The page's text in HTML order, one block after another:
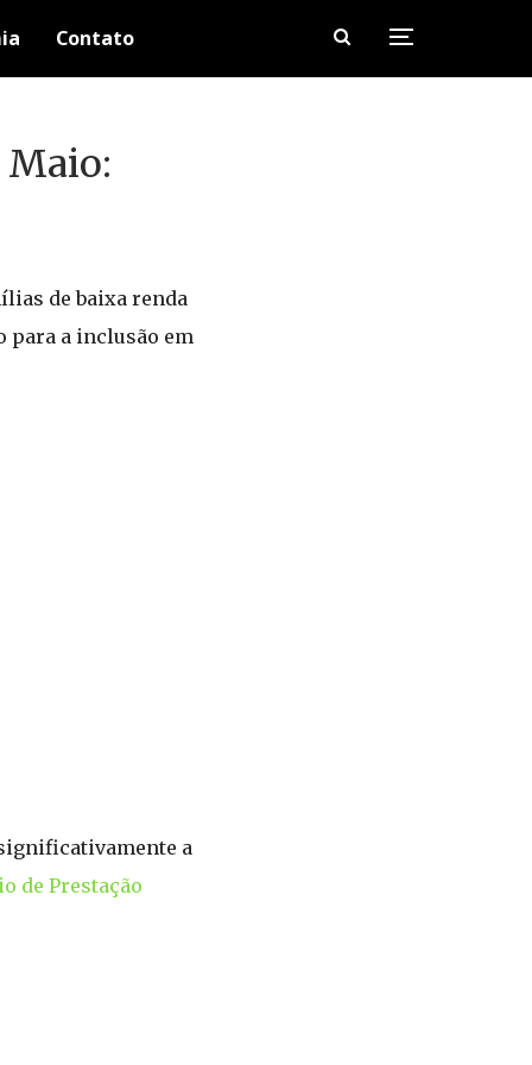
Contato
Maio:
de baixa renda
para a inclusão em
a
de Prestação